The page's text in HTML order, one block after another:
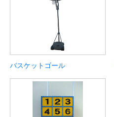
バスケットゴール